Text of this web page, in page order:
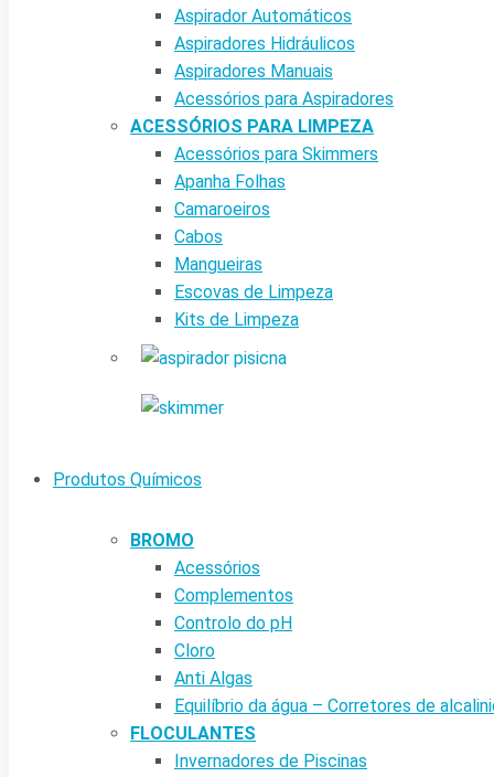
Aspirador Automáticos
Aspiradores Hidráulicos
Aspiradores Manuais
Acessórios para Aspiradores
ACESSÓRIOS PARA LIMPEZA
Acessórios para Skimmers
Apanha Folhas
Camaroeiros
Cabos
Mangueiras
Escovas de Limpeza
Kits de Limpeza
Produtos Químicos
BROMO
Acessórios
Complementos
Controlo do pH
Cloro
Anti Algas
Equilíbrio da água – Corretores de
FLOCULANTES
Invernadores de Piscinas